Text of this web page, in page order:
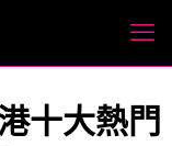
十大熱門